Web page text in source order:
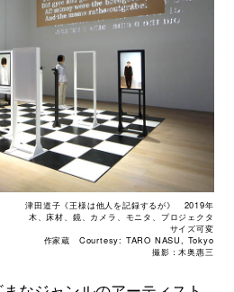
津田道子《王様は他人を記録するが》 2019年
木、床材、鏡、カメラ、モニタ、プロジェクタ
サイズ可変
作家蔵 Courtesy: TARO NASU, Tokyo
撮影：木奥惠三